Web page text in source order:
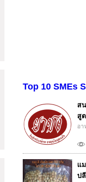
Top 10 SMEs
ส
สู
อา
แ
ป